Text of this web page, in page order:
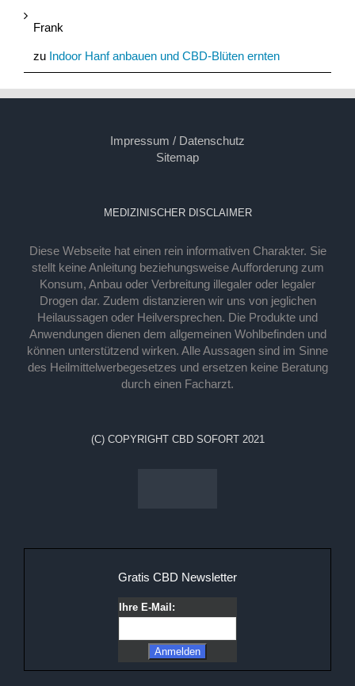
Frank
zu Indoor Hanf anbauen und CBD-Blüten ernten
Impressum / Datenschutz
Sitemap
MEDIZINISCHER DISCLAIMER
Diese Webseite hat einen rein informativen Charakter. Sie
stellt keine Anleitung beziehungsweise Aufforderung zum
Konsum, Anbau oder Verbreitung illegaler oder legaler
Drogen dar. Zudem distanzieren wir uns von jeglichen
Heilaussagen oder Heilversprechen. Die Produkte und
Anwendungen dienen dem allgemeinen Wohlbefinden und
können unterstützend wirken. Alle Aussagen sind im Sinne
des Heilmittelwerbegesetzes und ersetzen keine Beratung
durch einen Facharzt.
(C) COPYRIGHT CBD SOFORT 2021
Gratis CBD Newsletter
Ihre E-Mail: